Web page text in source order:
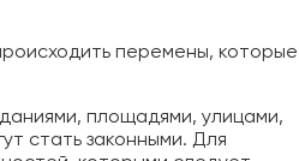
перемены, которые
площадями, улицами,
стать законными. Для